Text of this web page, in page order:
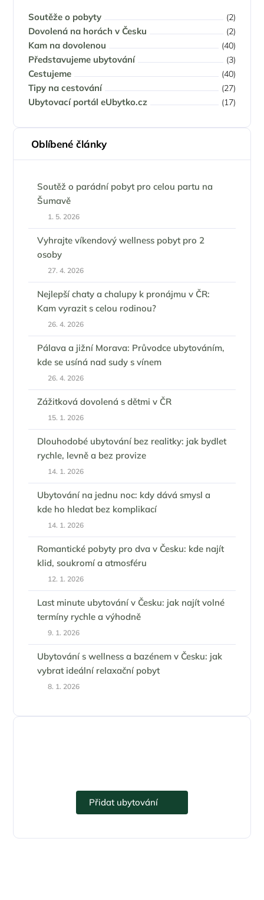
Soutěže o pobyty (2)
Dovolená na horách v Česku (2)
Kam na dovolenou (40)
Představujeme ubytování (3)
Cestujeme (40)
Tipy na cestování (27)
Ubytovací portál eUbytko.cz (17)
Oblíbené články
Soutěž o parádní pobyt pro celou partu na
Šumavě
1. 5. 2026
Vyhrajte víkendový wellness pobyt pro 2
osoby
27. 4. 2026
Nejlepší chaty a chalupy k pronájmu v ČR:
Kam vyrazit s celou rodinou?
26. 4. 2026
Pálava a jižní Morava: Průvodce ubytováním,
kde se usíná nad sudy s vínem
26. 4. 2026
Zážitková dovolená s dětmi v ČR
15. 1. 2026
Dlouhodobé ubytování bez realitky: jak bydlet
rychle, levně a bez provize
14. 1. 2026
Ubytování na jednu noc: kdy dává smysl a
kde ho hledat bez komplikací
14. 1. 2026
Romantické pobyty pro dva v Česku: kde najít
klid, soukromí a atmosféru
12. 1. 2026
Last minute ubytování v Česku: jak najít volné
termíny rychle a výhodně
9. 1. 2026
Ubytování s wellness a bazénem v Česku: jak
vybrat ideální relaxační pobyt
8. 1. 2026
Přidat ubytování